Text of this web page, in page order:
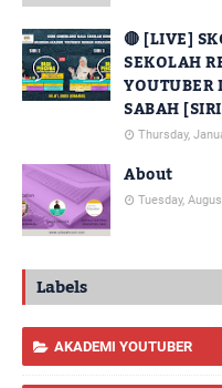
🔴 [LIVE]
SEKOLAH
YOUTUBER
SABAH
Thursday,
About
Tuesday,
Labels
AKADEMI YOUTUBER